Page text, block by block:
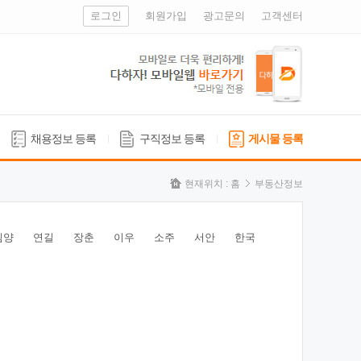
로그인 회원가입 광고문의 고객센터
채용정보 등록 구직정보 등록 게시물 등록
현재위치 : 홈 부동산정보
양 연길 장춘 이우 소주 서안 한국